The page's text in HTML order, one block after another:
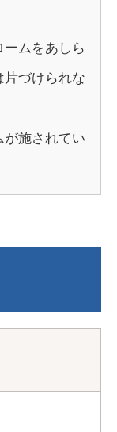
ムをあしら
づけられな
施されてい